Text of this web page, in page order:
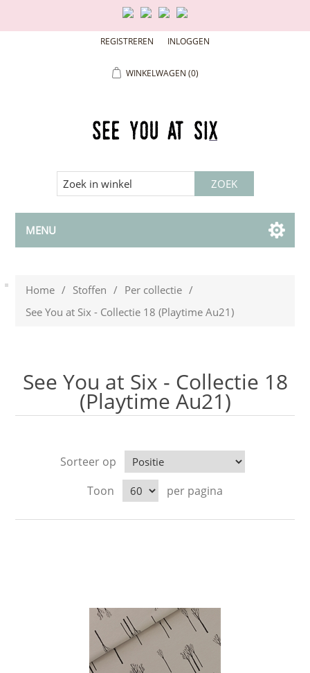
REGISTREREN INLOGGEN
WINKELWAGEN (0)
MENU
Home / Stoffen / Per collectie /
See You at Six - Collectie 18 (Playtime Au21)
See You at Six - Collectie 18
(Playtime Au21)
Sorteer op
Toon
per pagina